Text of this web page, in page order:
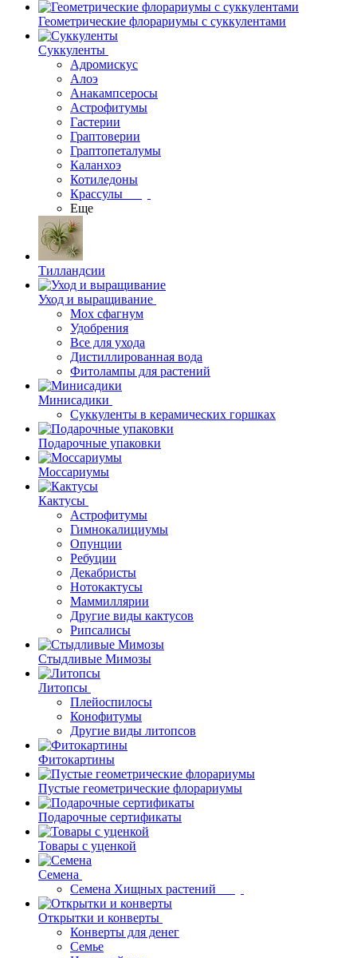
Геометрические флорариумы с суккулентами
Суккуленты
Адромискус
Алоэ
Анакампсеросы
Астрофитумы
Гастерии
Граптоверии
Граптопеталумы
Каланхоэ
Котиледоны
Крассулы
Еще
Тилландсии
Уход и выращивание
Мох сфагнум
Удобрения
Все для ухода
Дистиллированная вода
Фитолампы для растений
Минисадики
Суккуленты в керамических горшках
Подарочные упаковки
Моссариумы
Кактусы
Астрофитумы
Гимнокалициумы
Опунции
Ребуции
Декабристы
Нотокактусы
Маммиллярии
Другие виды кактусов
Рипсалисы
Стыдливые Мимозы
Литопсы
Плейоспилосы
Конофитумы
Другие виды литопсов
Фитокартины
Пустые геометрические флорариумы
Подарочные сертификаты
Товары с уценкой
Семена
Семена Хищных растений
Открытки и конверты
Конверты для денег
Семье